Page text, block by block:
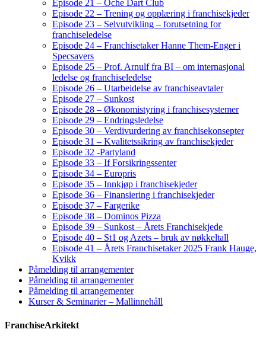
Episode 21 – Oche Dart Club
Episode 22 – Trening og opplæring i franchisekjeder
Episode 23 – Selvutvikling – forutsetning for
franchiseledelse
Episode 24 – Franchisetaker Hanne Them-Enger i
Specsavers
Episode 25 – Prof. Arnulf fra BI – om internasjonal
ledelse og franchiseledelse
Episode 26 – Utarbeidelse av franchiseavtaler
Episode 27 – Sunkost
Episode 28 – Økonomistyring i franchisesystemer
Episode 29 – Endringsledelse
Episode 30 – Verdivurdering av franchisekonsepter
Episode 31 – Kvalitetssikring av franchisekjeder
Episode 32 -Partyland
Episode 33 – If Forsikringssenter
Episode 34 – Europris
Episode 35 – Innkjøp i franchisekjeder
Episode 36 – Finansiering i franchisekjeder
Episode 37 – Fargerike
Episode 38 – Dominos Pizza
Episode 39 – Sunkost – Årets Franchisekjede
Episode 40 – St1 og Azets – bruk av nøkkeltall
Episode 41 – Årets Franchisetaker 2025 Frank Hauge,
Kvikk
Påmelding til arrangementer
Påmelding til arrangementer
Påmelding til arrangementer
Kurser & Seminarier – Mallinnehåll
FranchiseArkitekt